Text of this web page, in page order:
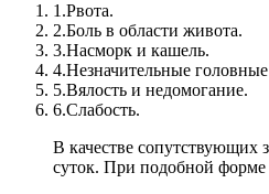
1.Рвота.
2.Боль в области живота.
3.Насморк и кашель.
4.Незначительные
5.Вялость и недомогание.
6.Слабость.
В качестве сопутствующих
суток. При подобной форме